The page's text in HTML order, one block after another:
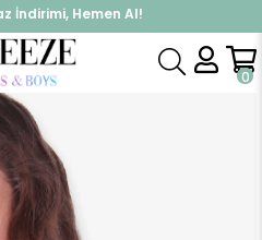
İndirimi, Hemen Al!
Kap, Hemen Üye Ol!
0
Tişört